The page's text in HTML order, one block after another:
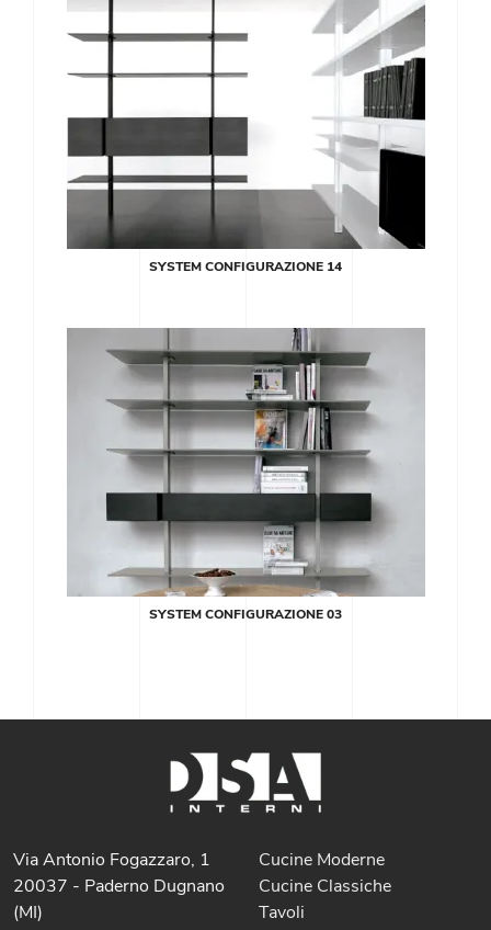
SYSTEM CONFIGURAZIONE 14
SYSTEM CONFIGURAZIONE 03
Via Antonio Fogazzaro, 1
20037 - Paderno Dugnano
(MI)
Cucine Moderne
Cucine Classiche
Tavoli